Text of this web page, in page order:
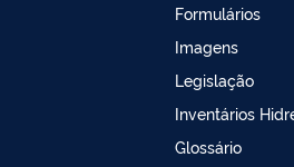
Formulários
Imagens
Legislação
Inventários
Glossário